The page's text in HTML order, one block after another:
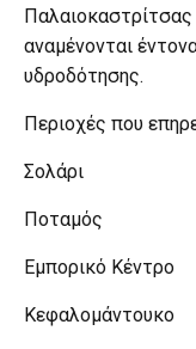
αναμένονται
υδροδότησης.
Περιοχές που
Σολάρι
Ποταμός
Εμπορικό Κέντρο
Κεφαλομάντουκο